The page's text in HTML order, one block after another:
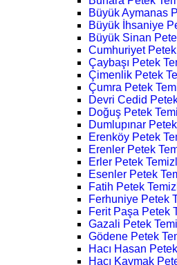
Büyük Aymanas
Büyük İhsaniye
Büyük Sinan
Cumhuriyet
Çaybaşı Petek
Çimenlik Petek
Çumra Petek
Devri Cedid
Doğuş Petek
Dumlupınar
Erenköy Petek
Erenler Petek
Erler Petek
Esenler Petek
Fatih Petek
Ferhuniye Petek
Ferit Paşa Petek
Gazali Petek
Gödene Petek
Hacı Hasan
Hacı Kaymak